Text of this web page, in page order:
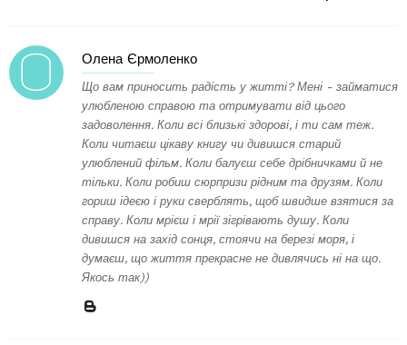
Олена Єрмоленко
Що вам приносить радість у житті? Мені - займатися
улюбленою справою та отримувати від цього
задоволення. Коли всі близькі здорові, і ти сам теж.
Коли читаєш цікаву книгу чи дивишся старий
улюблений фільм. Коли балуєш себе дрібничками й не
тільки. Коли робиш сюрпризи рідним та друзям. Коли
гориш ідеєю і руки сверблять, щоб швидше взятися за
справу. Коли мрієш і мрії зігрівають душу. Коли
дивишся на захід сонця, стоячи на березі моря, і
думаєш, що життя прекрасне не дивлячись ні на що.
Якось так))